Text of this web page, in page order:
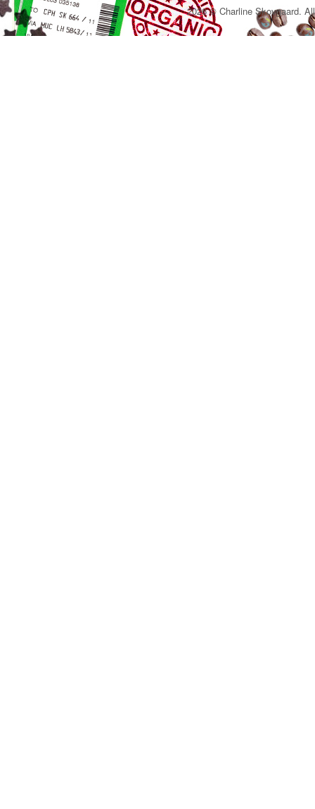
2026 © Charline Skovgaard.